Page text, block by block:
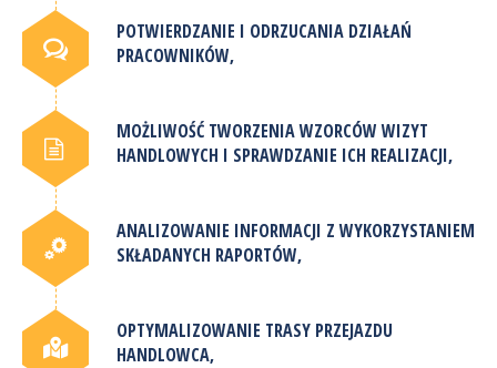
POTWIERDZANIE I ODRZUCANIA DZIAŁAŃ
PRACOWNIKÓW,
MOŻLIWOŚĆ TWORZENIA WZORCÓW WIZYT
HANDLOWYCH I SPRAWDZANIE ICH REALIZACJI,
ANALIZOWANIE INFORMACJI Z WYKORZYSTANIEM
SKŁADANYCH RAPORTÓW,
OPTYMALIZOWANIE TRASY PRZEJAZDU
HANDLOWCA,